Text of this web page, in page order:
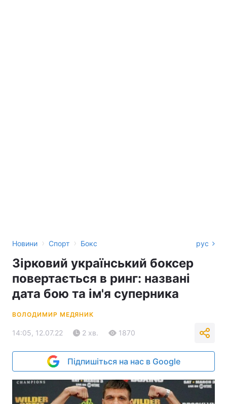
Новини › Спорт › Бокс рус
Зірковий український боксер
повертається в ринг: названі
дата бою та ім'я суперника
ВОЛОДИМИР МЕДЯНИК
14:05, 12.07.22 2 хв. 1870
Підпишіться на нас в Google